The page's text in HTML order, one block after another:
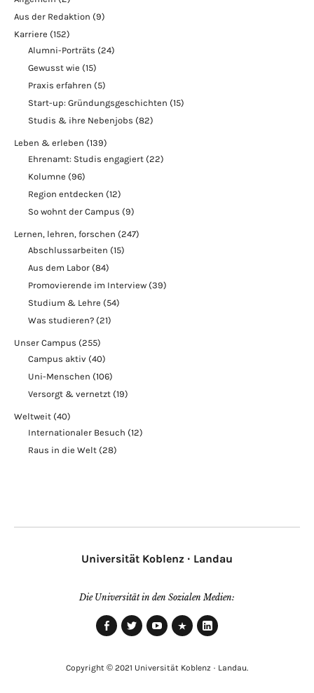
Aus der Redaktion (9)
Karriere (152)
Alumni-Porträts (24)
Gewusst wie (15)
Praxis erfahren (5)
Start-up: Gründungsgeschichten (15)
Studis & ihre Nebenjobs (82)
Leben & erleben (139)
Ehrenamt: Studis engagiert (22)
Kolumne (96)
Region entdecken (12)
So wohnt der Campus (9)
Lernen, lehren, forschen (247)
Abschlussarbeiten (15)
Aus dem Labor (84)
Promovierende im Interview (39)
Studium & Lehre (54)
Was studieren? (21)
Unser Campus (255)
Campus aktiv (40)
Uni-Menschen (106)
Versorgt & vernetzt (19)
Weltweit (40)
Internationaler Besuch (12)
Raus in die Welt (28)
Universität Koblenz · Landau
Die Universität in den Sozialen Medien:
Copyright © 2021 Universität Koblenz · Landau